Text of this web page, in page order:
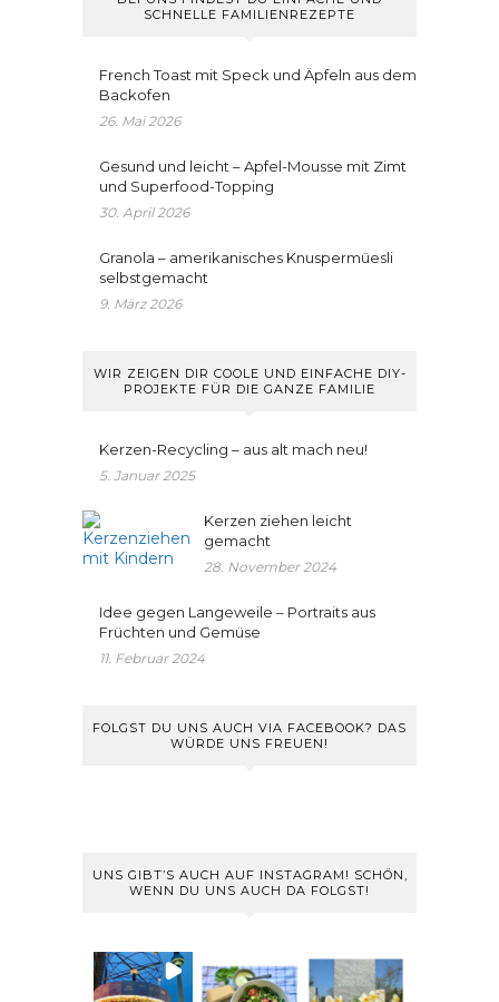
SCHNELLE FAMILIENREZEPTE
French Toast mit Speck und Äpfeln aus dem
Backofen
26. Mai 2026
Gesund und leicht – Apfel-Mousse mit Zimt
und Superfood-Topping
30. April 2026
Granola – amerikanisches Knuspermüesli
selbstgemacht
9. März 2026
WIR ZEIGEN DIR COOLE UND EINFACHE DIY-
PROJEKTE FÜR DIE GANZE FAMILIE
Kerzen-Recycling – aus alt mach neu!
5. Januar 2025
Kerzen ziehen leicht
gemacht
28. November 2024
Idee gegen Langeweile – Portraits aus
Früchten und Gemüse
11. Februar 2024
FOLGST DU UNS AUCH VIA FACEBOOK? DAS
WÜRDE UNS FREUEN!
UNS GIBT’S AUCH AUF INSTAGRAM! SCHÖN,
WENN DU UNS AUCH DA FOLGST!